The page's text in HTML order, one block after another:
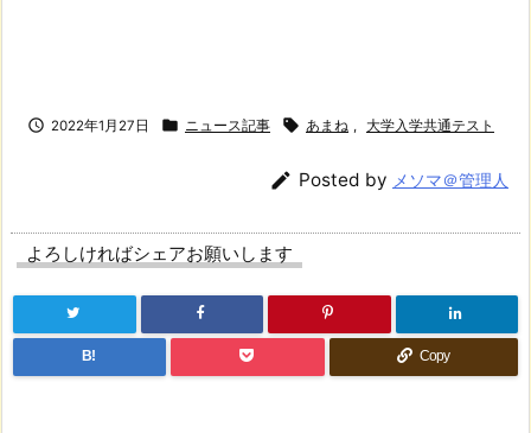
 2022年1月27日  ニュース記事  あまね , 大学入学共通テスト
 Posted by メソマ＠管理人
よろしければシェアお願いします
B! Copy